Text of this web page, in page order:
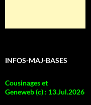
INFOS-MAJ-BASES
Cousinages et
Geneweb (c) : 13.Jul.2026